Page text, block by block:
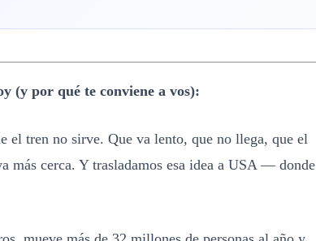
(y por qué te conviene a vos):
el tren no sirve. Que va lento, que no llega, que el
más cerca. Y trasladamos esa idea a USA — donde